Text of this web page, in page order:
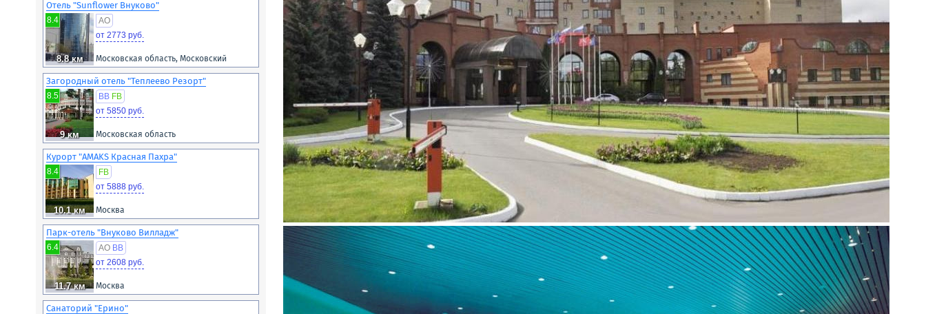
Отель "Sunflower Внуково"
8.8 км
8.4
AO
от 2773 руб.
Московская область, Московский
Загородный отель "Теплеево Резорт"
9 км
8.5 BB FB
от 5850 руб.
Московская область
Курорт "AMAKS Красная Пахра"
10.1 км
8.4
FB
от 5888 руб.
Москва
Парк-отель "Внуково Вилладж"
11.7 км
6.4 AO BB
от 2608 руб.
Москва
Санаторий "Ерино"